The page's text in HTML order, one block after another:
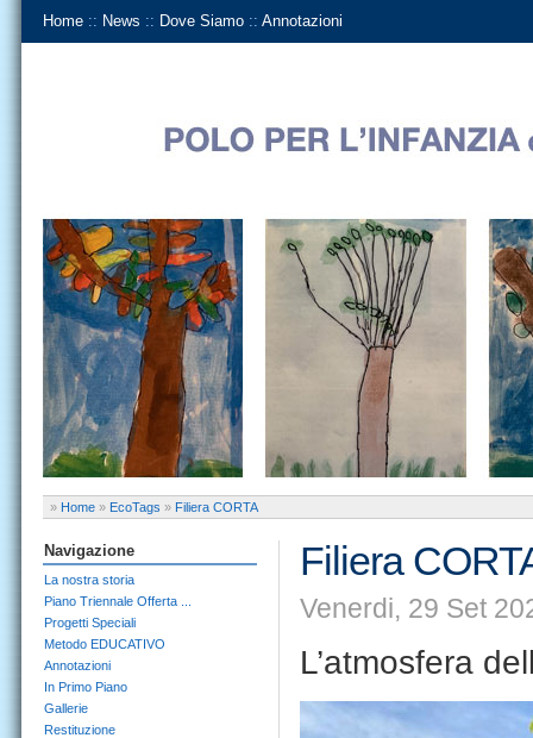
Home :: News :: Dove Siamo :: Annotazioni
» Home » EcoTags » Filiera CORTA
Filiera
Venerdi, 29 Set
L’atmosfera
Navigazione
La nostra storia
Piano Triennale Offerta ...
Progetti Speciali
Metodo EDUCATIVO
Annotazioni
In Primo Piano
Gallerie
Restituzione